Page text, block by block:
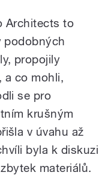
Architects to
podobných
propojily
a co mohli,
se pro
krušným
v úvahu až
byla k diskuzi
materiálů.